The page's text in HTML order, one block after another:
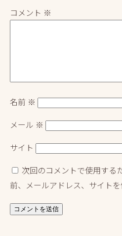
コメント ※
名前 ※
メール ※
サイト
次回のコメントで使用する
前、メールアドレス、サイトを